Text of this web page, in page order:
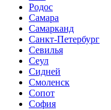
Родос
Самара
Самарканд
Санкт-Петербург
Севилья
Сеул
Сидней
Смоленск
Сопот
София